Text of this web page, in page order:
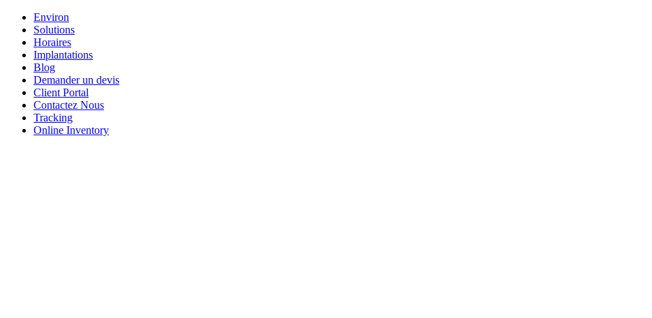
Environ
Solutions
Horaires
Implantations
Blog
Demander un devis
Client Portal
Contactez Nous
Tracking
Online Inventory